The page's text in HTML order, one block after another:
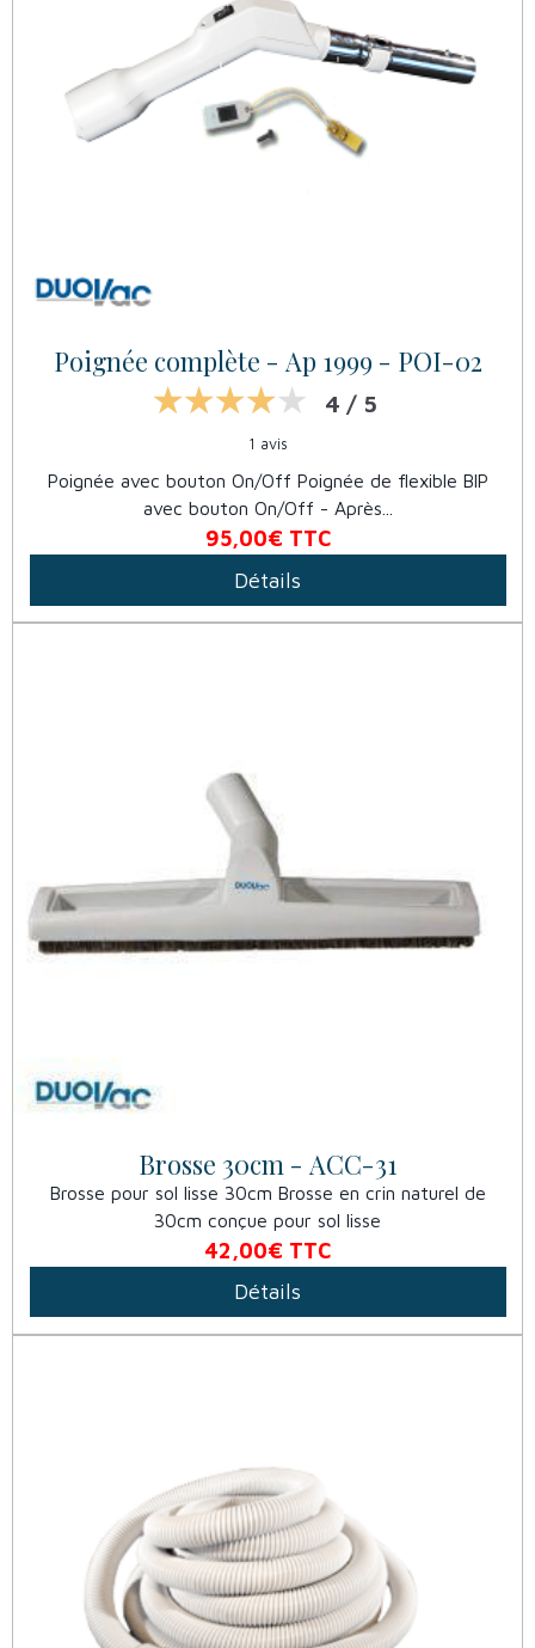
Poignée complète - Ap 1999 - POI-02
4 / 5
1 avis
Poignée avec bouton On/Off Poignée de flexible BIP
avec bouton On/Off - Après...
95,00€ TTC
Détails
Brosse 30cm - ACC-31
Brosse pour sol lisse 30cm Brosse en crin naturel de
30cm conçue pour sol lisse
42,00€ TTC
Détails